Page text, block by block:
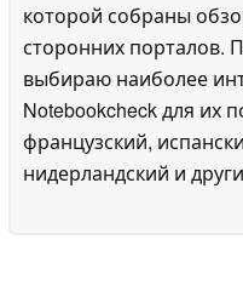
которой собраны
сторонних порталов.
выбираю наиболее
Notebookcheck для их
французский,
нидерландский и